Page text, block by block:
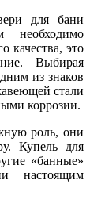
для бани
необходимо
качества, это
Выбирая
из знаков
стали
коррозии.
роль, они
Купель для
«банные»
настоящим